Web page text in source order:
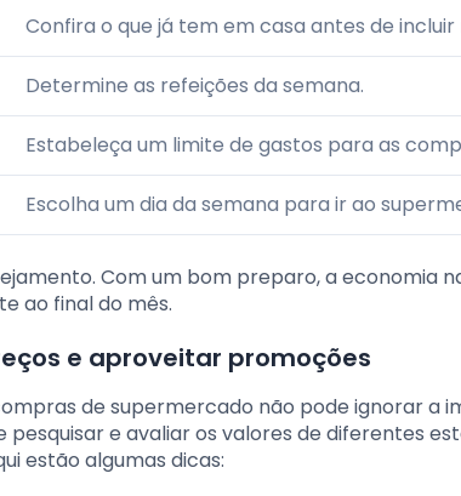
Confira o que já tem em casa antes de incluir
Determine as refeições da semana.
Estabeleça um limite de gastos para as
Escolha um dia da semana para ir ao
Com um bom preparo, a economia
ao final do mês.
e aproveitar promoções
de supermercado não pode ignorar a
pesquisar e avaliar os valores de diferentes
estão algumas dicas: